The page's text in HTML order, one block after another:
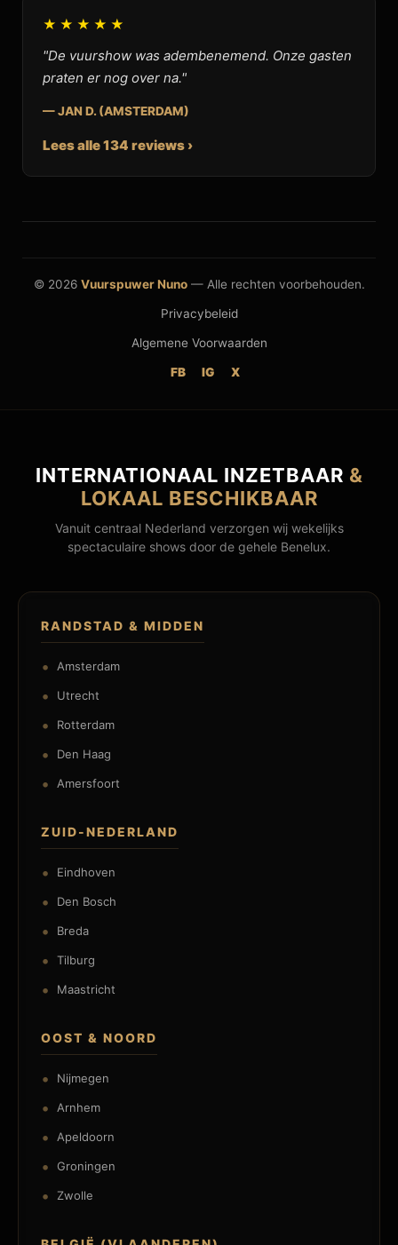
★★★★★
"De vuurshow was adembenemend. Onze gasten
praten er nog over na."
— JAN D. (AMSTERDAM)
Lees alle 134 reviews ›
© 2026 Vuurspuwer Nuno— Alle rechten voorbehouden.
Privacybeleid
Algemene Voorwaarden
FB IG X
INTERNATIONAAL INZETBAAR &
LOKAAL BESCHIKBAAR
Vanuit centraal Nederland verzorgen wij wekelijks
spectaculaire shows door de gehele Benelux.
RANDSTAD & MIDDEN
Amsterdam
Utrecht
Rotterdam
Den Haag
Amersfoort
ZUID-NEDERLAND
Eindhoven
Den Bosch
Breda
Tilburg
Maastricht
OOST & NOORD
Nijmegen
Arnhem
Apeldoorn
Groningen
Zwolle